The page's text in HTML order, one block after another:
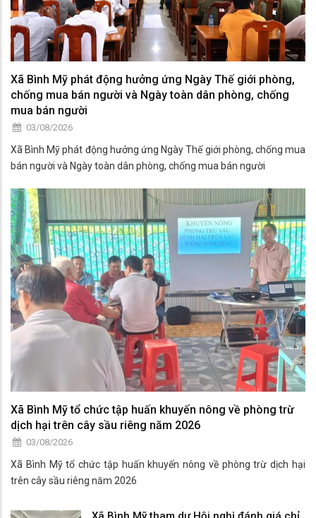
Xã Bình Mỹ phát động hưởng ứng Ngày Thế giới phòng,
chống mua bán người và Ngày toàn dân phòng, chống
mua bán người
03/08/2026
Xã Bình Mỹ phát động hưởng ứng Ngày Thế giới phòng, chống mua
bán người và Ngày toàn dân phòng, chống mua bán người
Xã Bình Mỹ tổ chức tập huấn khuyến nông về phòng trừ
dịch hại trên cây sầu riêng năm 2026
03/08/2026
Xã Bình Mỹ tổ chức tập huấn khuyến nông về phòng trừ dịch hại
trên cây sầu riêng năm 2026